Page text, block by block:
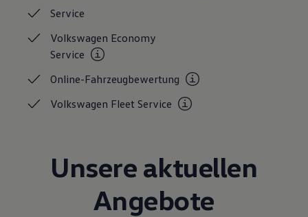
Elektromobilität
Pannen- und Unfallhilfe
Volkswagen Kundenbetreuung
Service
Volkswagen Economy
Service
Online-Fahrzeugbewertung
Volkswagen FleetService
Unsere aktuellen
Angebote